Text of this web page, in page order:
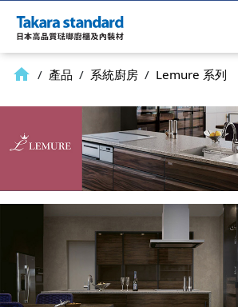
home / 產品 / 系統廚房 / Lemure 系列